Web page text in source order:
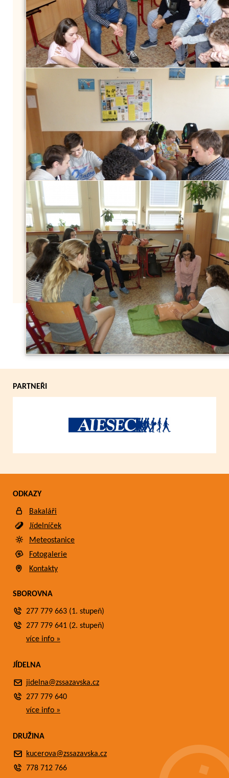
Zpět
PARTNEŘI
ODKAZY
Bakaláři
Jídelníček
Meteostanice
Fotogalerie
Kontakty
SBOROVNA
277 779 663 (1. stupeň)
277 779 641 (2. stupeň)
více info »
JÍDELNA
jidelna@zssazavska.cz
277 779 640
více info »
DRUŽINA
kucerova@zssazavska.cz
778 712 766